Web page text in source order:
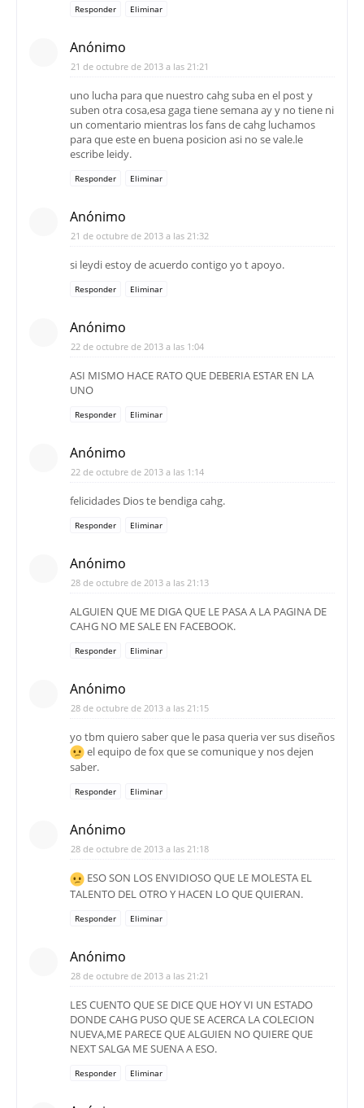
Responder Eliminar
Anónimo
21 de octubre de 2013 a las 21:21
uno lucha para que nuestro cahg suba en el post y
suben otra cosa,esa gaga tiene semana ay y no tiene ni
un comentario mientras los fans de cahg luchamos
para que este en buena posicion asi no se vale.le
escribe leidy.
Responder Eliminar
Anónimo
21 de octubre de 2013 a las 21:32
si leydi estoy de acuerdo contigo yo t apoyo.
Responder Eliminar
Anónimo
22 de octubre de 2013 a las 1:04
ASI MISMO HACE RATO QUE DEBERIA ESTAR EN LA
UNO
Responder Eliminar
Anónimo
22 de octubre de 2013 a las 1:14
felicidades Dios te bendiga cahg.
Responder Eliminar
Anónimo
28 de octubre de 2013 a las 21:13
ALGUIEN QUE ME DIGA QUE LE PASA A LA PAGINA DE
CAHG NO ME SALE EN FACEBOOK.
Responder Eliminar
Anónimo
28 de octubre de 2013 a las 21:15
yo tbm quiero saber que le pasa queria ver sus diseños
el equipo de fox que se comunique y nos dejen
saber.
Responder Eliminar
Anónimo
28 de octubre de 2013 a las 21:18
ESO SON LOS ENVIDIOSO QUE LE MOLESTA EL
TALENTO DEL OTRO Y HACEN LO QUE QUIERAN.
Responder Eliminar
Anónimo
28 de octubre de 2013 a las 21:21
LES CUENTO QUE SE DICE QUE HOY VI UN ESTADO
DONDE CAHG PUSO QUE SE ACERCA LA COLECION
NUEVA,ME PARECE QUE ALGUIEN NO QUIERE QUE
NEXT SALGA ME SUENA A ESO.
Responder Eliminar